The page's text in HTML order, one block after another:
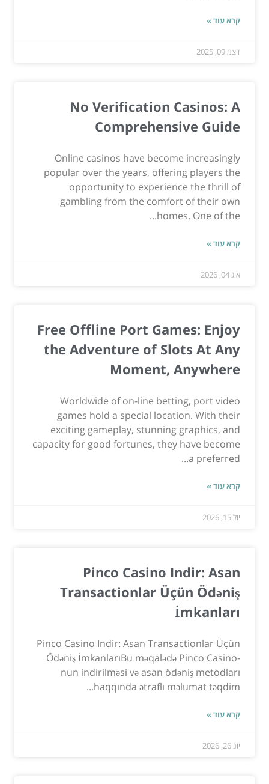
קרא עוד »
דצמ 09, 2025
No Verification Casinos: A
Comprehensive Guide
Online casinos have become increasingly
popular over the years, offering players the
opportunity to experience the thrill of
gambling from the comfort of their own
homes. One of the...
קרא עוד »
אוג 04, 2026
Free Offline Port Games: Enjoy
the Adventure of Slots At Any
Moment, Anywhere
Worldwide of on-line betting, port video
games hold a special location. With their
exciting gameplay, stunning graphics, and
capacity for good fortunes, they have become
a preferred...
קרא עוד »
יול 15, 2026
Pinco Casino Indir: Asan
Transactionlar Üçün Ödəniş
İmkanları
Pinco Casino Indir: Asan Transactionlar Üçün
Ödəniş İmkanlarıBu məqalədə Pinco Casino-
nun indirilməsi və asan ödəniş metodları
haqqında ətraflı məlumat təqdim...
קרא עוד »
יונ 26, 2026